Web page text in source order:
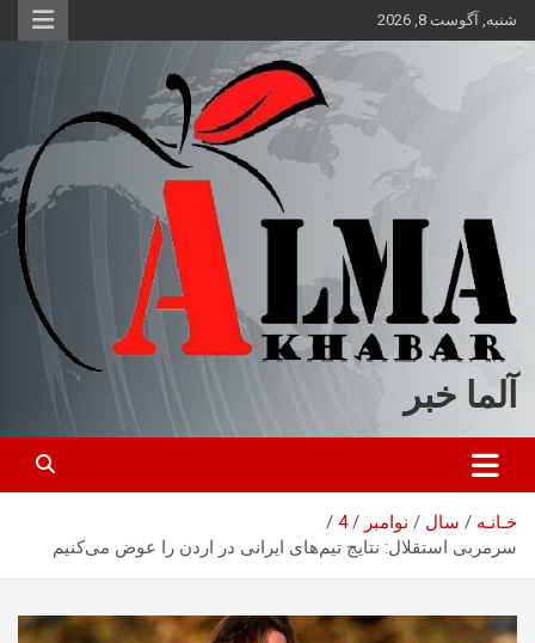
محتوا
شنبه, آگوست 8, 2026
آلما خبر
خـانـه سال نوامبر
4
سرمربی استقلال: نتایج تیم‌های ایرانی در اردن را عوض می‌کنیم